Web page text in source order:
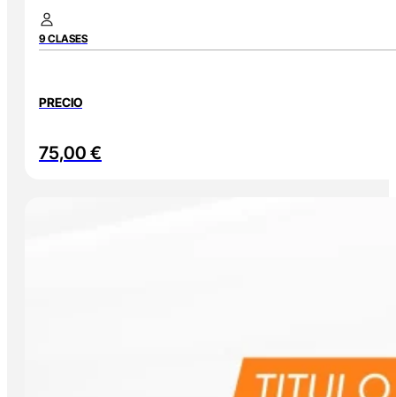
9 CLASES
PRECIO
75,00 €